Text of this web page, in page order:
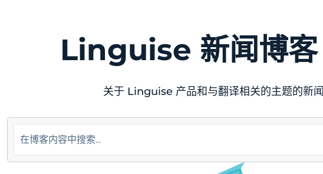
Linguise 新闻博客
关于 Linguise 产品和与翻译相关的主题的新闻